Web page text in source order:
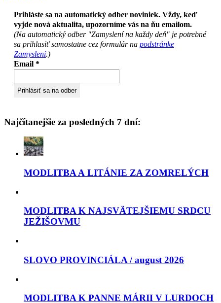
Prihláste sa na automatický odber noviniek. Vždy, keď
vyjde nová aktualita, upozorníme vás na ňu emailom.
(Na automatický odber "Zamyslení na každy deň" je potrebné
sa prihlasiť samostatne cez formulár na podstránke
Zamyslení.)
Email *
Najčítanejšie za posledných 7 dní:
MODLITBA A LITÁNIE ZA ZOMRELÝCH
MODLITBA K NAJSVÄTEJŠIEMU SRDCU
JEŽIŠOVMU
SLOVO PROVINCIÁLA / august 2026
MODLITBA K PANNE MÁRII V LURDOCH